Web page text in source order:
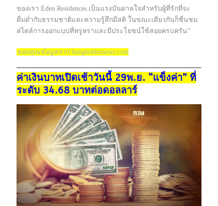
ของเรา Eden Residences เป็นแรงบันดาลใจสำหรับผู้ที่รักที่จะ
ดื่มด่ำกับธรรมชาติและความรู้สึกมีสติ ในขณะเดียวกันก็ชื่นชม
สไตล์การออกแบบที่หรูหราและมีประโยชน์ใช้สอยครบครัน”
ขอบคุณข้อมูลจาก bangkokbiznews.com
ค่าเงินบาทเปิดเช้าวันนี้ 29พ.ย. “แข็งค่า” ที่
ระดับ 34.68 บาทต่อดอลลาร์